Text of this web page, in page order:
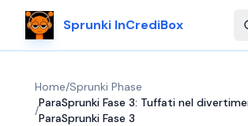
Sprunki InCrediBox
Home/Sprunki Phase
/
ParaSprunki Fase 3: Tuffati nel
ParaSprunki Fase 3